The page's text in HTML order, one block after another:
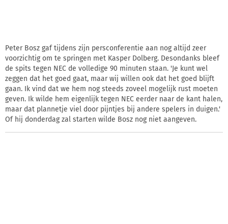
Peter Bosz gaf tijdens zijn persconferentie aan nog altijd zeer
voorzichtig om te springen met Kasper Dolberg. Desondanks bleef
de spits tegen NEC de volledige 90 minuten staan. 'Je kunt wel
zeggen dat het goed gaat, maar wij willen ook dat het goed blijft
gaan. Ik vind dat we hem nog steeds zoveel mogelijk rust moeten
geven. Ik wilde hem eigenlijk tegen NEC eerder naar de kant halen,
maar dat plannetje viel door pijntjes bij andere spelers in duigen.'
Of hij donderdag zal starten wilde Bosz nog niet aangeven.